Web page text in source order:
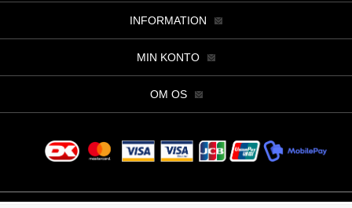
INFORMATION
MIN KONTO
OM OS